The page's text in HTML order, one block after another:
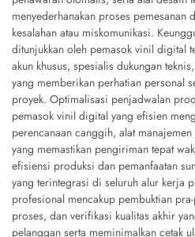
menyederhanakan proses pemesanan
kesalahan atau miskomunikasi.
ditunjukkan oleh pemasok vinil digital
akun khusus, spesialis dukungan
yang memberikan perhatian personal
proyek. Optimalisasi penjadwalan
pemasok vinil digital yang efisien
perencanaan canggih, alat
yang memastikan pengiriman tepat
efisiensi produksi dan pemanfaatan
yang terintegrasi di seluruh alur kerja
profesional mencakup pembuktian
proses, dan verifikasi kualitas akhir
pelanggan serta meminimalkan cetak